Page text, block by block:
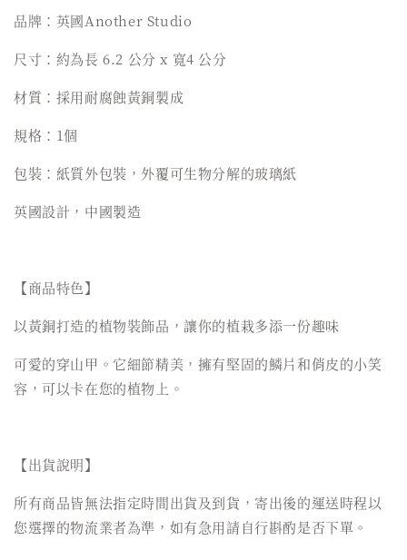
品牌：英國Another Studio
尺寸：約為長 6.2 公分 x 寬4 公分
材質：採用耐腐蝕黃銅製成
規格：1個
包裝：紙質外包裝，外覆可生物分解的玻璃紙
英國設計，中國製造
【商品特色】
以黃銅打造的植物裝飾品，讓你的植栽多添一份趣味
可愛的穿山甲。它細節精美，擁有堅固的鱗片和俏皮的小笑
容，可以卡在您的植物上。
【出貨說明】
所有商品皆無法指定時間出貨及到貨，寄出後的運送時程以
您選擇的物流業者為準，如有急用請自行斟酌是否下單。